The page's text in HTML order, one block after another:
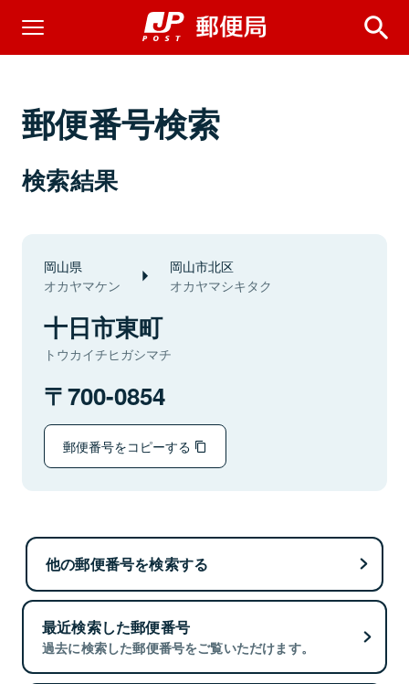
郵便番号検索
検索結果
岡山県
オカヤマケン
岡山市北区
オカヤマシキタク
十日市東町
トウカイチヒガシマチ
700-0854
郵便番号をコピーする
他の郵便番号を検索する
最近検索した郵便番号
過去に検索した郵便番号をご覧いただけます。